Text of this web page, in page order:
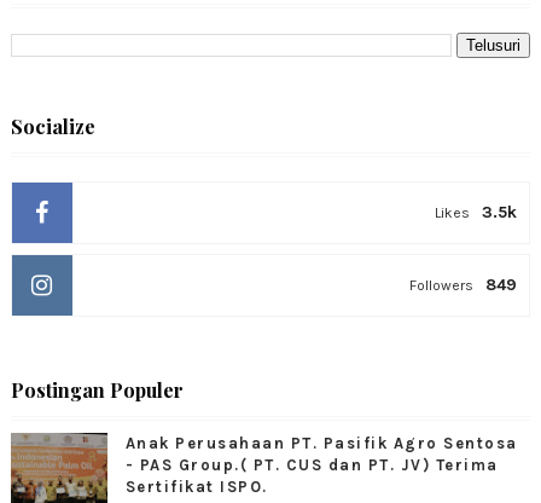
Socialize
3.5k
Likes
849
Followers
Postingan Populer
Anak Perusahaan PT. Pasifik Agro Sentosa
- PAS Group.( PT. CUS dan PT. JV) Terima
Sertifikat ISPO.